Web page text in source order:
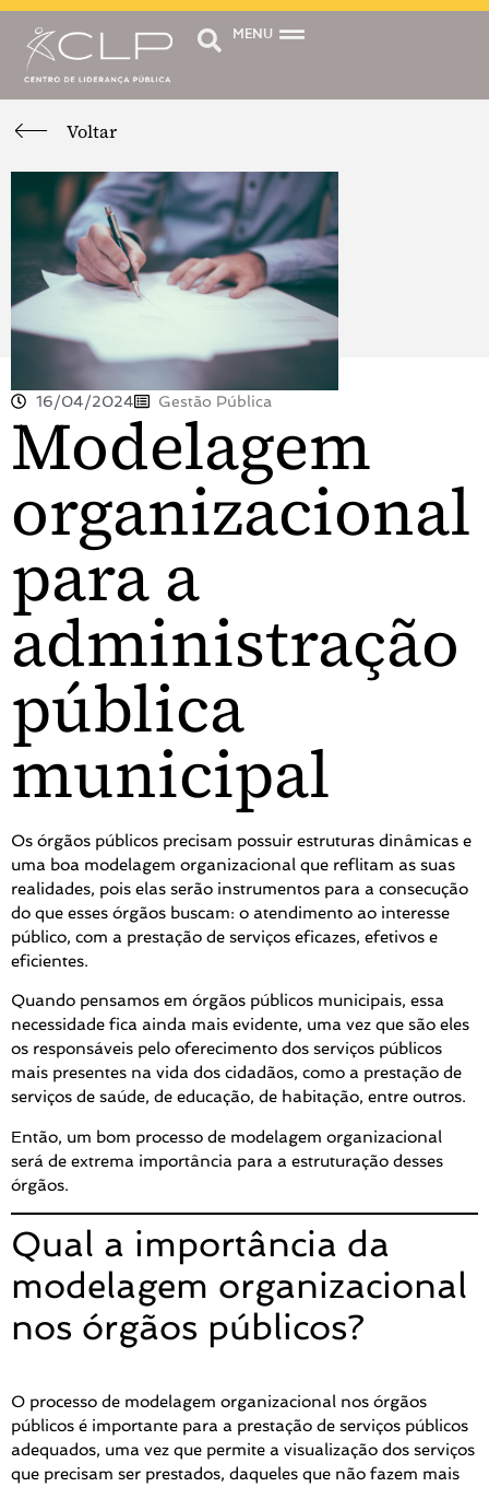
MENU
Voltar
16/04/2024 Gestão Pública
Modelagem
organizacional
para a
administração
pública
municipal
Os órgãos públicos precisam possuir estruturas dinâmicas e
uma boa modelagem organizacional que reflitam as suas
realidades, pois elas serão instrumentos para a consecução
do que esses órgãos buscam: o atendimento ao interesse
público, com a prestação de serviços eficazes, efetivos e
eficientes.
Quando pensamos em órgãos públicos municipais, essa
necessidade fica ainda mais evidente, uma vez que são eles
os responsáveis pelo oferecimento dos serviços públicos
mais presentes na vida dos cidadãos, como a prestação de
serviços de saúde, de educação, de habitação, entre outros.
Então, um bom processo de modelagem organizacional
será de extrema importância para a estruturação desses
órgãos.
Qual a importância da
modelagem organizacional
nos órgãos públicos?
O processo de modelagem organizacional nos órgãos
públicos é importante para a prestação de serviços públicos
adequados, uma vez que permite a visualização dos serviços
que precisam ser prestados, daqueles que não fazem mais